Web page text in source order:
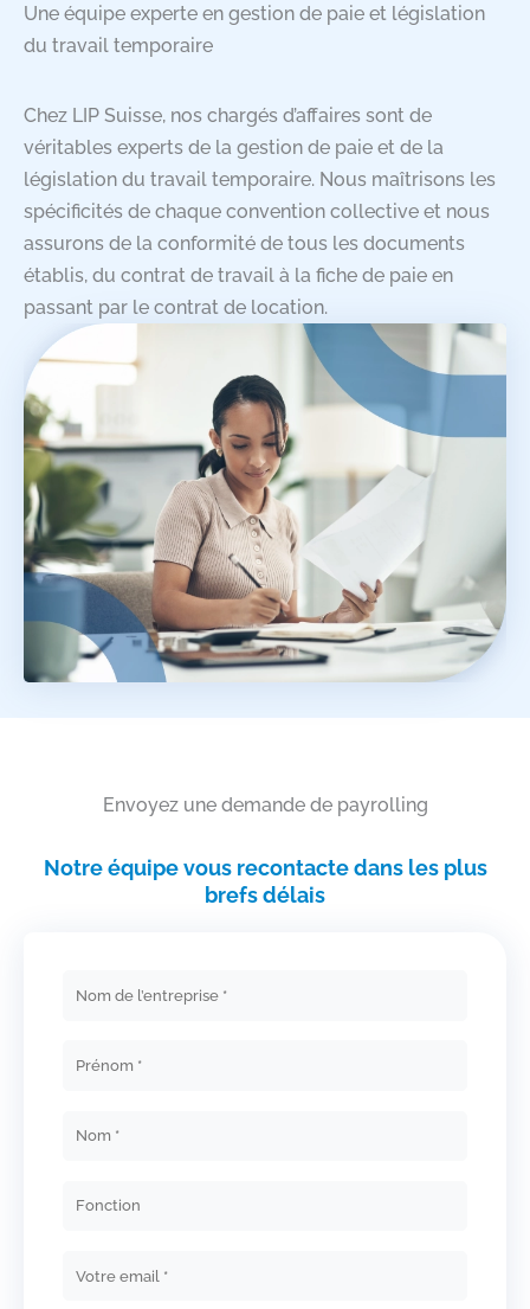
Une équipe experte en gestion de paie et législation
du travail temporaire
Chez LIP Suisse, nos chargés d’affaires sont de
véritables experts de la gestion de paie et de la
législation du travail temporaire. Nous maîtrisons les
spécificités de chaque convention collective et nous
assurons de la conformité de tous les documents
établis, du contrat de travail à la fiche de paie en
passant par le contrat de location.
Envoyez une demande de payrolling
Notre équipe vous recontacte dans les plus
brefs délais